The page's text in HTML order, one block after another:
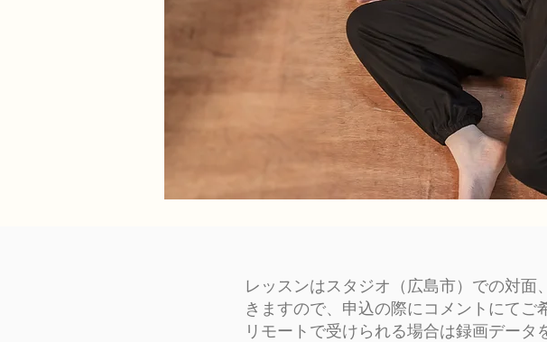
レッスンはスタジオ（広島市）での対
きますので、申込の際にコメントにてご
リモートで受けられる場合は録画データ